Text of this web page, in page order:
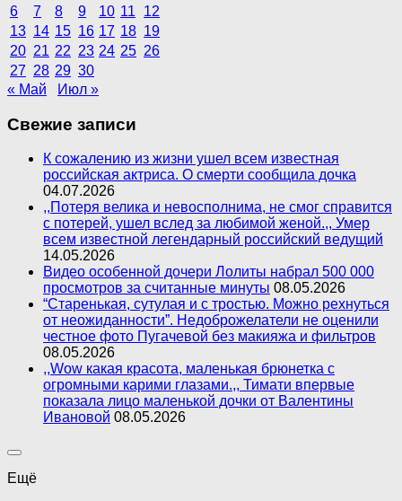
6
7 8 9 10 11
12
13 14 15 16 17 18 19
20 21 22 23 24 25 26
27 28 29 30
« Май
Июл »
Свежие записи
К сожалению из жизни ушел всем известная
российская актриса. О смерти сообщила дочка
04.07.2026
,,Потеря велика и невосполнима, не смог справится
с потерей, ушел вслед за любимой женой.,, Умер
всем известной легендарный российский ведущий
14.05.2026
Видео особенной дочери Лолиты набрал 500 000
просмотров за считанные минуты 08.05.2026
“Старенькая, сутулая и с тростью. Можно рехнуться
от неожиданности”. Недоброжелатели не оценили
честное фото Пугачевой без макияжа и фильтров
08.05.2026
,,Wow какая красота, маленькая брюнетка с
огромными карими глазами.,, Тимати впервые
показала лицо маленькой дочки от Валентины
Ивановой 08.05.2026
Ещё